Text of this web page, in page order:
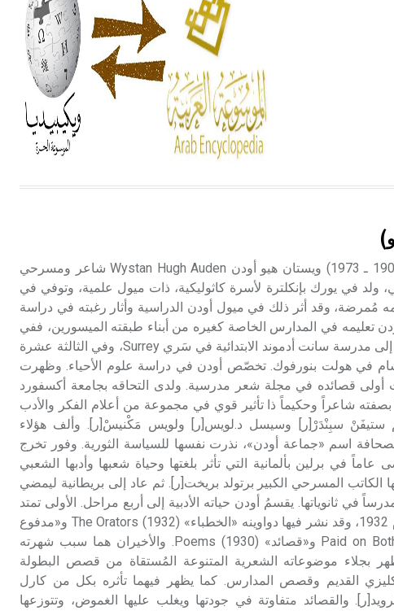
ويعود له الفضل بأنه حرر الطب من
الدين والفلسفة.
- هل تعلم أن المرجان إفراز حيواني
يتكون في البحر ويتركب من مادة
كربونات الكلسيوم، وهو أحمر أو شديد
الحمرة وهو أجود أنواعه، ويمتاز بكبر
الحجم ويسمى الش
الإنكليزية أب
- هل تعلم أن أبجر Abgar اسم معروف
جيداً يعود إلى عدد من الملوك الذين
حكموا مدينة إديسا (الرها) من أبجر الأول
وحتى التاسع، وهم ينتسبون إلى أسرة
أوسروين
- هل تعلم أن الأبجدية الكنعانية تتألف من
/22/ علامة كتابية sign تكتب منفصلة
غير متصلة، وتعتمد المبدأ الأكوروفوني،
حيث تقتصر القيمة الصوتية للعلامة الك
أودن (ويستان هيو ـ) (1907 ـ 1973) ويستان هيو أودن Wystan Hugh Auden شاعر ومسرحي
ولد في يورك بإنكلترة لأسرة كاثوليكية، ذات ميول علمية، وتوفي في
مُمرضة، وقد أثر ذلك في ميول أودن الدراسية وأثار رغبته في دراسة
تعليمه في المدارس الخاصة كغيره من أبناء طبقته الميسورين، ففي
الثامنة من عمره أرسل إلى مدرسة سانت أدموند الابتدائية في سَري Surrey، وفي الثالثة عشرة
في هولت بنورفوك. تخصّص أودن في دراسة علوم الأحياء. وظهرت
أولى قصائده في مجلة شعر مدرسية. ولدى التحاقه بجامعة أكسفورد
بصفته شاعراً وحكيماً ذا تأثير قوي في مجموعة من أعلام الفكر والأدب
ستيفَنْ سبِنْدَرْ[ر] وسيسل د.لويس[ر] ولويس مَكْنيسْ[ر]. وألف هؤلاء
اسم «جماعة أودن»، نذرت نفسها للسياسة الثورية. وفور تخرج
في برلين بألمانية التي تأثر بلغتها وحياة شعبها وأدبها الشعبي
الكاتب المسرحي الكبير برتولد بريخت[ر]. ثم عاد إلى بريطانية ليمضي
في ثانوياتها. يقسمُ أودن حياته الأدبية إلى أربع مراحل. الأولى تمتد
من عام 1927 حتى عام 1932، وقد نشر فيها دواوينه «الخطباء» (1932) The Orators و«مدفوع
من الطرفين» Paid on Both Sides و«قصائد» (1930) Poems. والأخيران هما سبب شهرته
بجلاء موضوعاته الشعرية المتنوعة المُستقاة من قصص البطولة
القديم وقصص المدارس. كما يظهر فيهما تأثره بكل من كارل
والقصائد متفاوتة في جودتها ويغلب عليها الغموض، وتتوزعها